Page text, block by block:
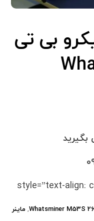
بی تی
بگیرید
style=”text-align:
,ماینر